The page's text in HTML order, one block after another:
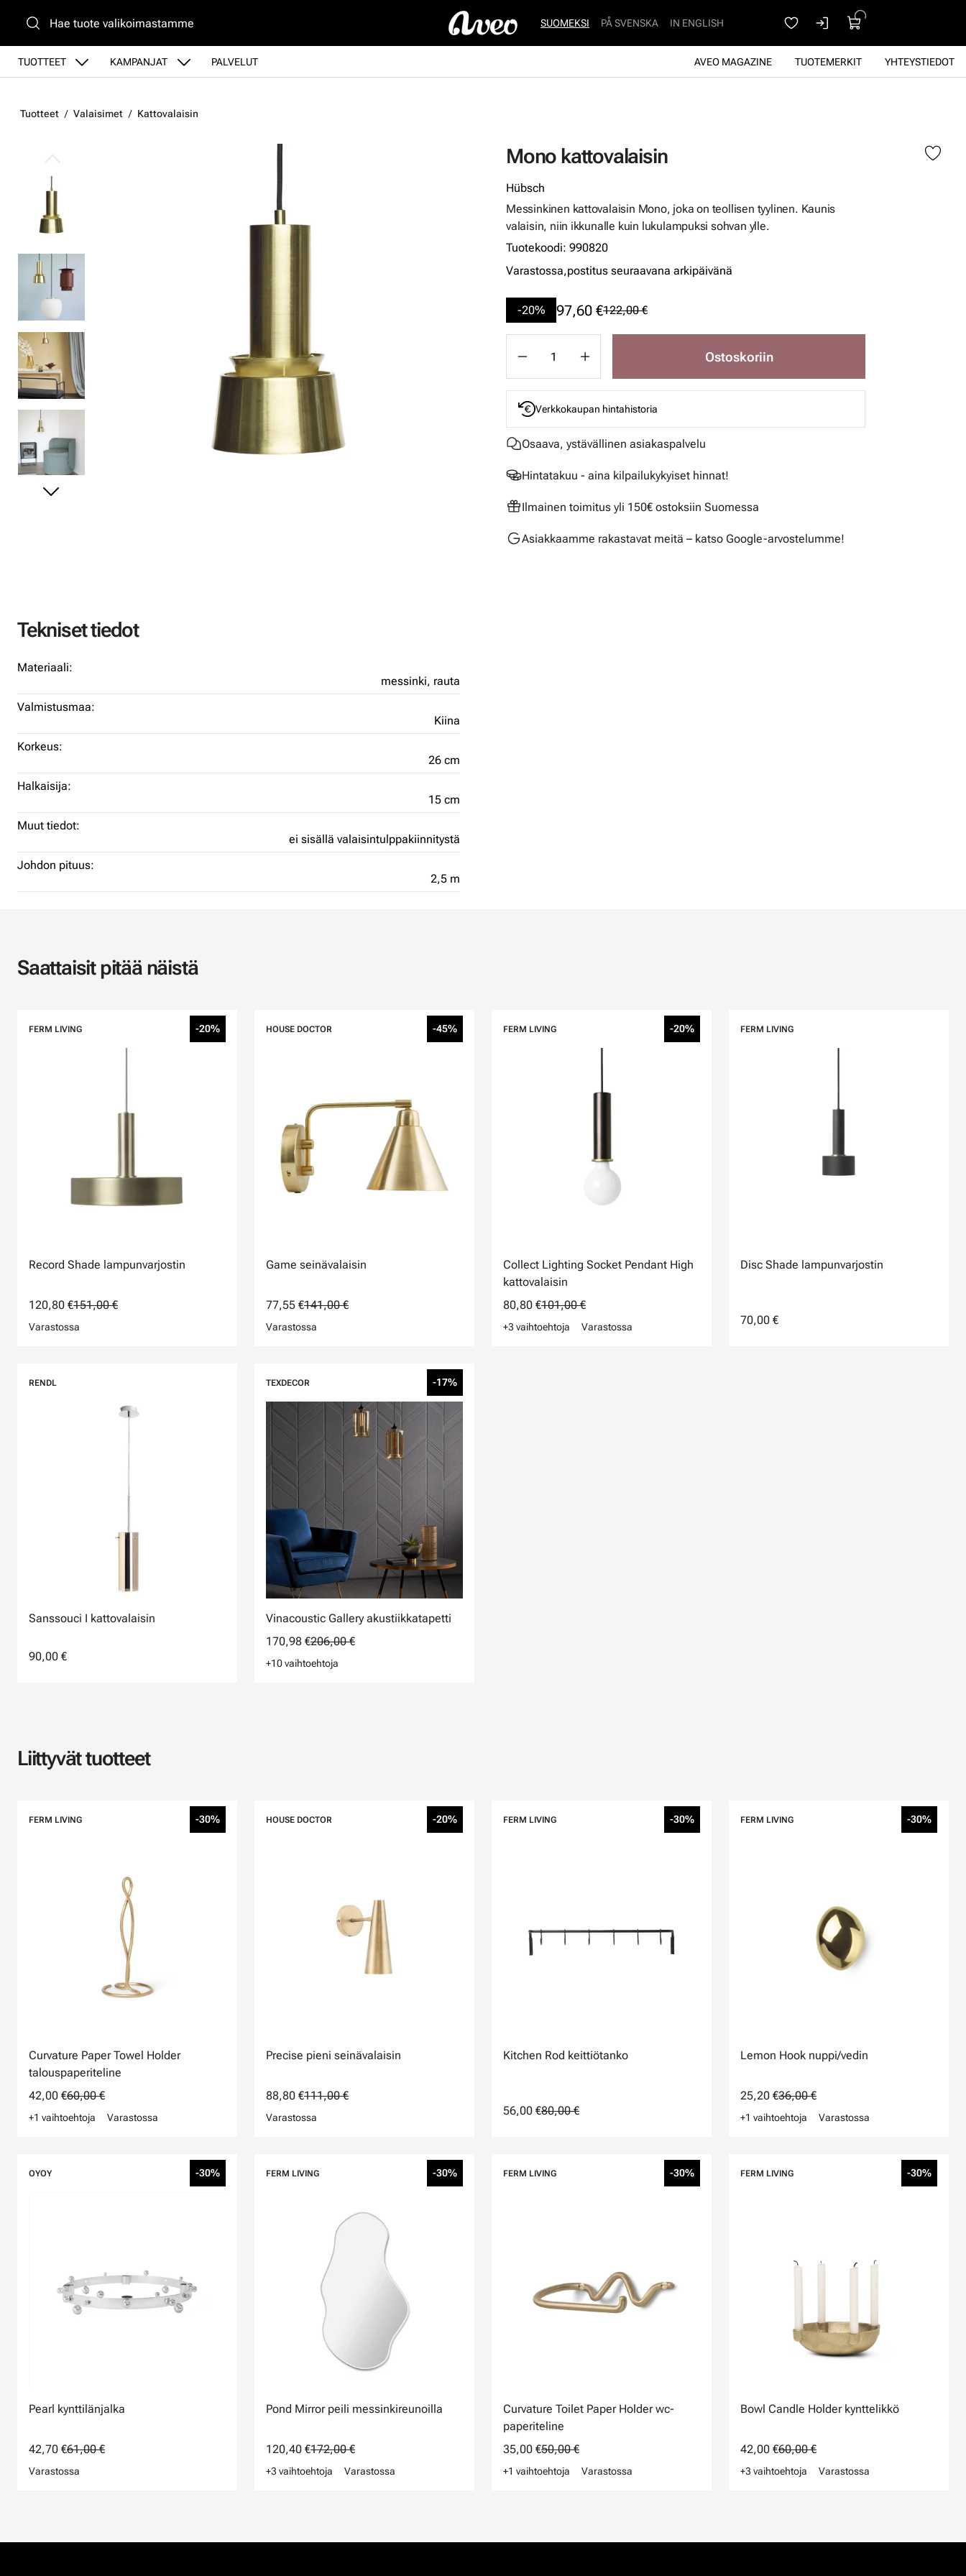
TUOTTEET KAMPANJAT PALVELUT YHTEYSTIEDOT
TUOTEMERKIT
AVEO MAGAZINE
SUOMEKSI PÅ SVENSKA IN ENGLISH
Tuotteet Valaisimet Kattovalaisin
Mono kattovalaisin
Hübsch
Messinkinen kattovalaisin Mono, joka on teollisen tyylinen. Kaunis
valaisin, niin ikkunalle kuin lukulampuksi sohvan ylle.
Tuotekoodi: 990820
Varastossa,postitus seuraavana arkipäivänä
-20% 97,60 €122,00 €
Ostoskoriin
Verkkokaupan hintahistoria
Osaava, ystävällinen asiakaspalvelu
Hintatakuu - aina kilpailukykyiset hinnat!
Ilmainen toimitus yli 150€ ostoksiin Suomessa
Asiakkaamme rakastavat meitä – katso Google-arvostelumme!
Tekniset tiedot
Materiaali:
messinki, rauta
Valmistusmaa:
Kiina
Korkeus:
26 cm
Halkaisija:
15 cm
Muut tiedot:
ei sisällä valaisintulppakiinnitystä
Johdon pituus:
2,5 m
Saattaisit pitää näistä
FERM LIVING -20%
Record Shade lampunvarjostin
120,80 €151,00 €
Varastossa
HOUSE DOCTOR -45%
Game seinävalaisin
77,55 €141,00 €
Varastossa
FERM LIVING -20%
Collect Lighting Socket Pendant High
kattovalaisin
80,80 €101,00 €
+3 vaihtoehtoja Varastossa
FERM LIVING
Disc Shade lampunvarjostin
70,00 €
RENDL
Sanssouci I kattovalaisin
90,00 €
TEXDECOR -17%
Vinacoustic Gallery akustiikkatapetti
170,98 €206,00 €
+10 vaihtoehtoja
Liittyvät tuotteet
FERM LIVING -30%
Curvature Paper Towel Holder
talouspaperiteline
42,00 €60,00 €
+1 vaihtoehtoja Varastossa
HOUSE DOCTOR -20%
Precise pieni seinävalaisin
88,80 €111,00 €
Varastossa
FERM LIVING -30%
Kitchen Rod keittiötanko
56,00 €80,00 €
FERM LIVING -30%
Lemon Hook nuppi/vedin
25,20 €36,00 €
+1 vaihtoehtoja Varastossa
OYOY -30%
Pearl kynttilänjalka
42,70 €61,00 €
Varastossa
FERM LIVING -30%
Pond Mirror peili messinkireunoilla
120,40 €172,00 €
+3 vaihtoehtoja Varastossa
FERM LIVING -30%
Curvature Toilet Paper Holder wc-
paperiteline
35,00 €50,00 €
+1 vaihtoehtoja Varastossa
FERM LIVING -30%
Bowl Candle Holder kynttelikkö
42,00 €60,00 €
+3 vaihtoehtoja Varastossa